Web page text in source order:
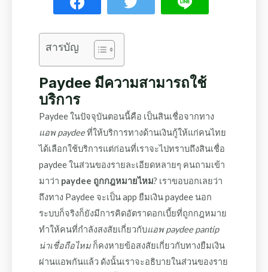
สารบัญ
Paydee มีความสามารถใช้
บริการ
Paydee ในปัจจุบันตอนนี้คือ เป็นสินเชื่อจากทาง
แอพ paydeeที่ให้บริการทางด้านเงินกู้ให้แก่คนไทย
ได้เลือกใช้บริการแต่ก่อนที่เราจะไปทราบถึงสินเชื่อ
paydee ในส่วนของรายละเอียดหลายๆ คนถามเข้า
มาว่า paydee ถูกกฎหมายไหม? เราขอบอกเลยว่า
ถึงทาง Paydee จะเป็น app ยืมเงิน paydee นอก
ระบบก็จริงก็ยังมีการคิดอัตราดอกเบี้ยที่ถูกกฎหมาย
ทำให้คนที่กำลังสงสัยเกี่ยวกับแอพ paydee pantip
น่าเชื่อถือไหม ก็คงหายข้อสงสัยเกี่ยวกับทางยืมเงิน
ผ่านแอพกันแล้ว ดังนั้นเราจะอธิบายในส่วนของราย